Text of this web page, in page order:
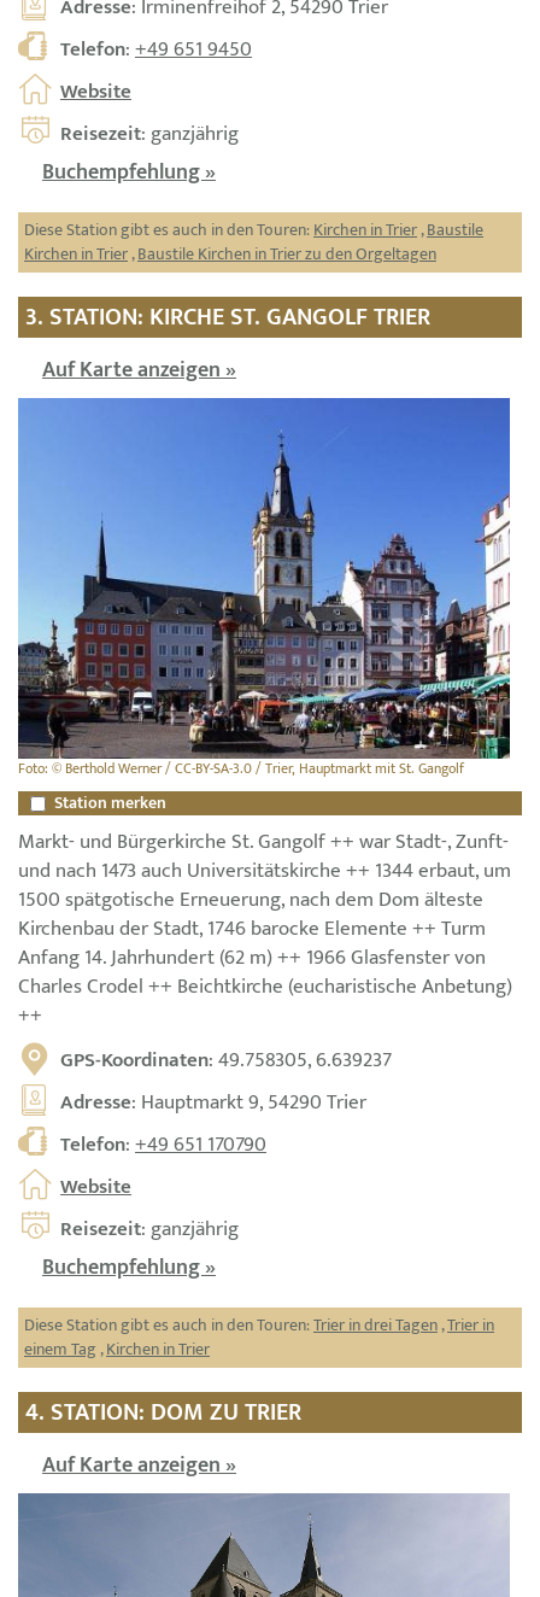
Telefon:+49 651 9450
Website
Reisezeit: ganzjährig
Buchempfehlung »
Diese Station gibt es auch in den Touren:Kirchen in Trier,Baustile
Kirchen in Trier,Baustile Kirchen in Trier zu den Orgeltagen
3. STATION: KIRCHE ST. GANGOLF TRIER
Auf Karte anzeigen »
Foto: © Berthold Werner / CC-BY-SA-3.0 / Trier, Hauptmarkt mit St. Gangolf
Station merken
Markt- und Bürgerkirche St. Gangolf ++ war Stadt-, Zunft-
und nach 1473 auch Universitätskirche ++ 1344 erbaut, um
1500 spätgotische Erneuerung, nach dem Dom älteste
Kirchenbau der Stadt, 1746 barocke Elemente ++ Turm
Anfang 14. Jahrhundert (62 m) ++ 1966 Glasfenster von
Charles Crodel ++ Beichtkirche (eucharistische Anbetung)
++
GPS-Koordinaten: 49.758305, 6.639237
Adresse: Hauptmarkt 9, 54290 Trier
Telefon:+49 651 170790
Website
Reisezeit: ganzjährig
Buchempfehlung »
Diese Station gibt es auch in den Touren:Trier in drei Tagen,Trier in
einem Tag ,Kirchen in Trier
4. STATION: DOM ZU TRIER
Auf Karte anzeigen »